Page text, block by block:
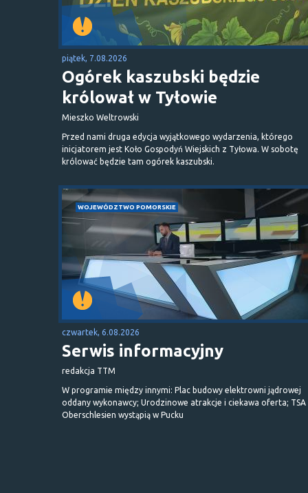
piątek, 7.08.2026
Ogórek kaszubski będzie
królował w Tyłowie
Mieszko Weltrowski
Przed nami druga edycja wyjątkowego wydarzenia, którego
inicjatorem jest Koło Gospodyń Wiejskich z Tyłowa. W sobotę
królować będzie tam ogórek kaszubski.
WOJEWÓDZTWO POMORSKIE
czwartek, 6.08.2026
Serwis informacyjny
redakcja TTM
W programie między innymi: Plac budowy elektrowni jądrowej
oddany wykonawcy; Urodzinowe atrakcje i ciekawa oferta; TSA
Oberschlesien wystąpią w Pucku